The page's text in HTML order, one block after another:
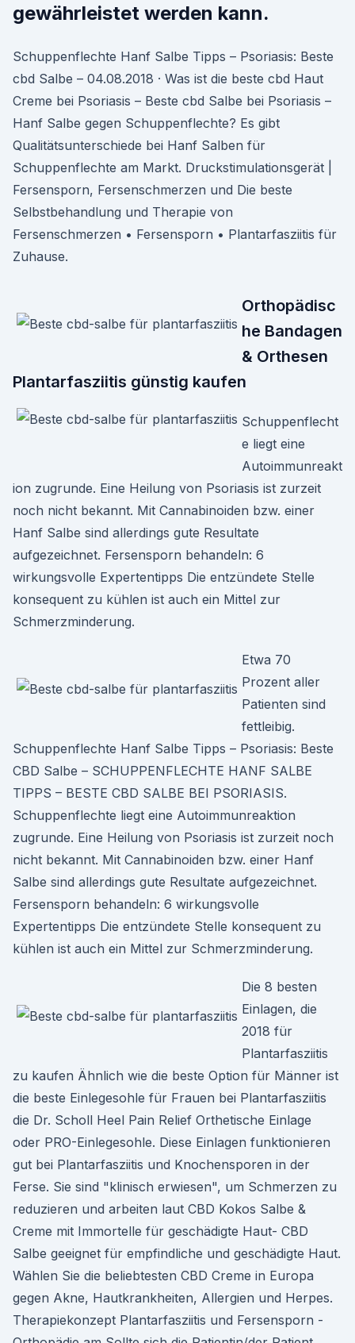
gewährleistet werden kann.
Schuppenflechte Hanf Salbe Tipps – Psoriasis: Beste
cbd Salbe – 04.08.2018 · Was ist die beste cbd Haut
Creme bei Psoriasis – Beste cbd Salbe bei Psoriasis –
Hanf Salbe gegen Schuppenflechte? Es gibt
Qualitätsunterschiede bei Hanf Salben für
Schuppenflechte am Markt. Druckstimulationsgerät |
Fersensporn, Fersenschmerzen und Die beste
Selbstbehandlung und Therapie von
Fersenschmerzen • Fersensporn • Plantarfasziitis für
Zuhause.
Orthopädisc
he Bandagen
& Orthesen
Plantarfasziitis günstig kaufen
Schuppenflecht
e liegt eine
Autoimmunreakt
ion zugrunde. Eine Heilung von Psoriasis ist zurzeit
noch nicht bekannt. Mit Cannabinoiden bzw. einer
Hanf Salbe sind allerdings gute Resultate
aufgezeichnet. Fersensporn behandeln: 6
wirkungsvolle Expertentipps Die entzündete Stelle
konsequent zu kühlen ist auch ein Mittel zur
Schmerzminderung.
Etwa 70
Prozent aller
Patienten sind
fettleibig.
Schuppenflechte Hanf Salbe Tipps – Psoriasis: Beste
CBD Salbe – SCHUPPENFLECHTE HANF SALBE
TIPPS – BESTE CBD SALBE BEI PSORIASIS.
Schuppenflechte liegt eine Autoimmunreaktion
zugrunde. Eine Heilung von Psoriasis ist zurzeit noch
nicht bekannt. Mit Cannabinoiden bzw. einer Hanf
Salbe sind allerdings gute Resultate aufgezeichnet.
Fersensporn behandeln: 6 wirkungsvolle
Expertentipps Die entzündete Stelle konsequent zu
kühlen ist auch ein Mittel zur Schmerzminderung.
Die 8 besten
Einlagen, die
2018 für
Plantarfasziitis
zu kaufen Ähnlich wie die beste Option für Männer ist
die beste Einlegesohle für Frauen bei Plantarfasziitis
die Dr. Scholl Heel Pain Relief Orthetische Einlage
oder PRO-Einlegesohle. Diese Einlagen funktionieren
gut bei Plantarfasziitis und Knochensporen in der
Ferse. Sie sind "klinisch erwiesen", um Schmerzen zu
reduzieren und arbeiten laut CBD Kokos Salbe &
Creme mit Immortelle für geschädigte Haut- CBD
Salbe geeignet für empfindliche und geschädigte Haut.
Wählen Sie die beliebtesten CBD Creme in Europa
gegen Akne, Hautkrankheiten, Allergien und Herpes.
Therapiekonzept Plantarfasziitis und Fersensporn -